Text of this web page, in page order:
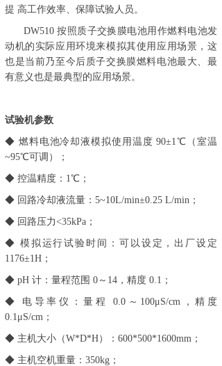
提 高工作效率、保障试验人员。
DW510按照质子交换膜电池用作燃料电池发
动机的实际应用环境来模拟其使用应用场景，这
也是当前乃至今后质子交换膜燃料电池最大、最
有意义也是最典型的应用场景。
试验机参数
◆ 燃料电池冷却液模拟使用温度 90±1℃（室温
~95℃可调）；
◆ 控温精度：1℃；
◆ 回路冷却液流量：5~10L/min±0.25 L/min；
◆ 回路压力<35kPa；
◆ 模拟运行试验时间：可以设定，出厂设定
1176±1H；
◆ pH 计：量程范围 0～14，精度 0.1；
◆ 电导率仪：量程 0.0～100μS/cm，精度
0.1μS/cm；
◆ 主机大小（W*D*H）：600*500*1600mm；
◆ 主机空机重量：350kg；